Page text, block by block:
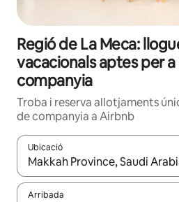
Regió de La Meca:
vacacionals aptes per
companyia
Troba i reserva allotjaments
de companyia a Airbnb
Ubicació
Quan els resultats estiguin
Arribada